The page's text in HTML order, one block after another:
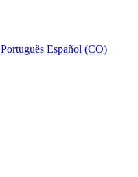
Português Español (CO)